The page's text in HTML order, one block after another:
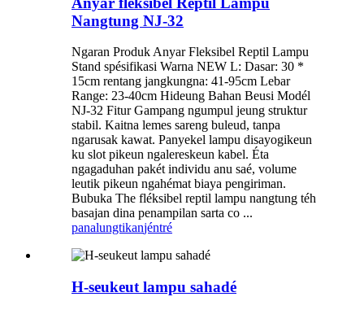
Nangtung NJ-32
Ngaran Produk Anyar Fleksibel Reptil Lampu
Stand spésifikasi Warna NEW L: Dasar: 30 *
15cm rentang jangkungna: 41-95cm Lebar
Range: 23-40cm Hideung Bahan Beusi Modél
NJ-32 Fitur Gampang ngumpul jeung struktur
stabil. Kaitna lemes sareng buleud, tanpa
ngarusak kawat. Panyekel lampu disayogikeun
ku slot pikeun ngalereskeun kabel. Éta
ngagaduhan pakét individu anu saé, volume
leutik pikeun ngahémat biaya pengiriman.
Bubuka The fléksibel reptil lampu nangtung téh
basajan dina penampilan sarta co ...
panalungtikanjéntré
H-seukeut lampu sahadé